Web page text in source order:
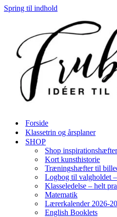
Spring til indhold
Forside
Klassetrin og årsplaner
SHOP
Shop inspirationshæfter
Kort kunsthistorie
Træningshæfter til
Logbog til valgholdet
Klasseledelse – helt
Matematik
Lærerkalender 2026-
English Booklets